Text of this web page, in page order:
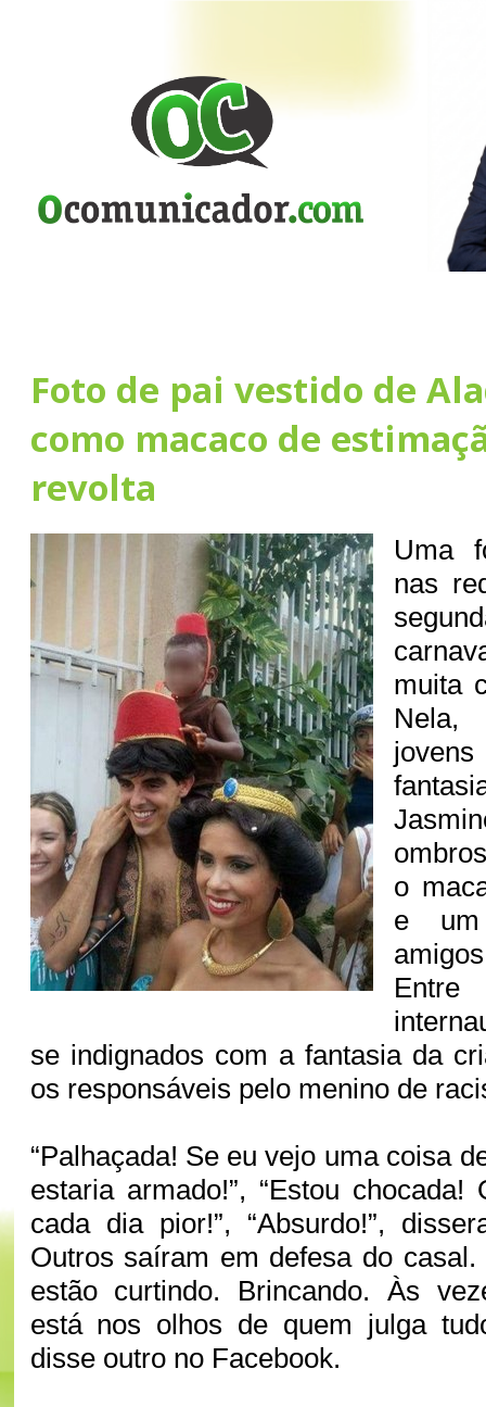
Foto de pai vestido de
como macaco de
revolta
Uma
nas
muita
o
e um
Entre
se indignados com a fantasia da
os responsáveis pelo menino de
“Palhaçada! Se eu vejo uma coisa
estaria armado!”, “Estou chocada!
cada dia pior!”, “Absurdo!”,
Outros saíram em defesa do casal.
estão curtindo. Brincando. Às
está nos olhos de quem julga
disse outro no Facebook.